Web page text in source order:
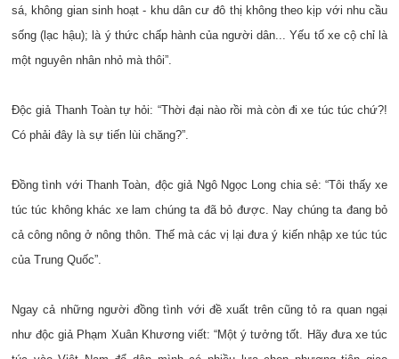
sá, không gian sinh hoạt - khu dân cư đô thị không theo kịp với nhu cầu
sống (lạc hậu); là ý thức chấp hành của người dân... Yếu tố xe cộ chỉ là
một nguyên nhân nhỏ mà thôi”.
Độc giả Thanh Toàn tự hỏi: “Thời đại nào rồi mà còn đi xe túc túc chứ?!
Có phải đây là sự tiến lùi chăng?”.
Đồng tình với Thanh Toàn, độc giả Ngô Ngọc Long chia sẻ: “Tôi thấy xe
túc túc không khác xe lam chúng ta đã bỏ được. Nay chúng ta đang bỏ
cả công nông ở nông thôn. Thế mà các vị lại đưa ý kiến nhập xe túc túc
của Trung Quốc”.
Ngay cả những người đồng tình với đề xuất trên cũng tỏ ra quan ngại
như độc giả Phạm Xuân Khương viết: “Một ý tưởng tốt. Hãy đưa xe túc